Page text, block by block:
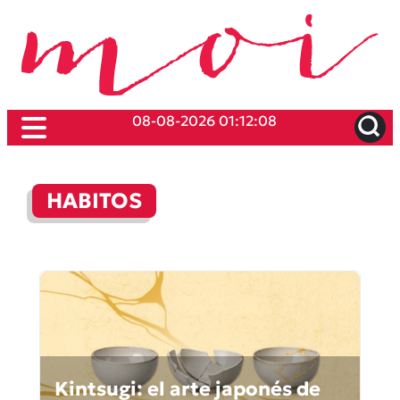
08-08-2026 01:12:08
HABITOS
Kintsugi: el arte japonés de